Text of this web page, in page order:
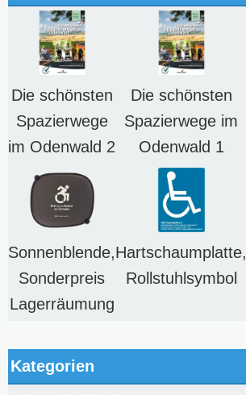
Die schönsten
Spazierwege
im Odenwald 2
Die schönsten
Spazierwege im
Odenwald 1
Sonnenblende,
Sonderpreis
Lagerräumung
Hartschaumplatte,
Rollstuhlsymbol
Kategorien